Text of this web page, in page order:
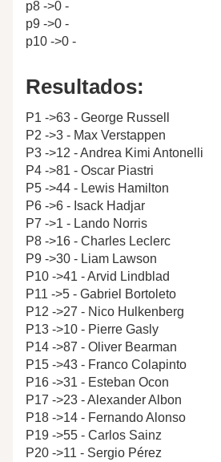
p8 ->0 -
p9 ->0 -
p10 ->0 -
Resultados:
P1 ->63 - George Russell
P2 ->3 - Max Verstappen
P3 ->12 - Andrea Kimi Antonelli
P4 ->81 - Oscar Piastri
P5 ->44 - Lewis Hamilton
P6 ->6 - Isack Hadjar
P7 ->1 - Lando Norris
P8 ->16 - Charles Leclerc
P9 ->30 - Liam Lawson
P10 ->41 - Arvid Lindblad
P11 ->5 - Gabriel Bortoleto
P12 ->27 - Nico Hulkenberg
P13 ->10 - Pierre Gasly
P14 ->87 - Oliver Bearman
P15 ->43 - Franco Colapinto
P16 ->31 - Esteban Ocon
P17 ->23 - Alexander Albon
P18 ->14 - Fernando Alonso
P19 ->55 - Carlos Sainz
P20 ->11 - Sergio Pérez